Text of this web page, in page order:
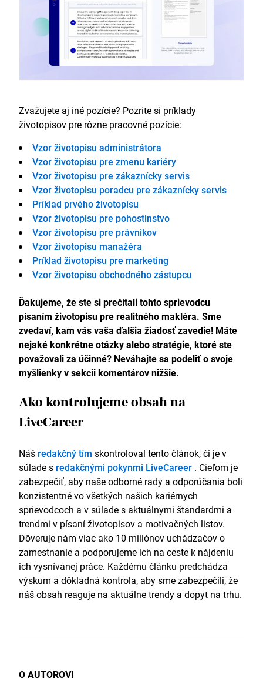
Zvažujete aj iné pozície? Pozrite si príklady
životopisov pre rôzne pracovné pozície:
Vzor životopisu administrátora
Vzor životopisu pre zmenu kariéry
Vzor životopisu pre zákaznícky servis
Vzor životopisu poradcu pre zákaznícky servis
Príklad prvého životopisu
Vzor životopisu pre pohostinstvo
Vzor životopisu pre právnikov
Vzor životopisu manažéra
Príklad životopisu pre marketing
Vzor životopisu obchodného zástupcu
Ďakujeme, že ste si prečítali tohto sprievodcu
písaním životopisu pre realitného makléra. Sme
zvedaví, kam vás vaša ďalšia žiadosť zavedie! Máte
nejaké konkrétne otázky alebo stratégie, ktoré ste
považovali za účinné? Neváhajte sa podeliť o svoje
myšlienky v sekcii komentárov nižšie.
Ako kontrolujeme obsah na
LiveCareer
Náš redakčný tím skontroloval tento článok, či je v
súlade s redakčnými pokynmi LiveCareer . Cieľom je
zabezpečiť, aby naše odborné rady a odporúčania boli
konzistentné vo všetkých našich kariérnych
sprievodcoch a v súlade s aktuálnymi štandardmi a
trendmi v písaní životopisov a motivačných listov.
Dôveruje nám viac ako 10 miliónov uchádzačov o
zamestnanie a podporujeme ich na ceste k nájdeniu
ich vysnívanej práce. Každému článku predchádza
výskum a dôkladná kontrola, aby sme zabezpečili, že
náš obsah reaguje na aktuálne trendy a dopyt na trhu.
O AUTOROVI